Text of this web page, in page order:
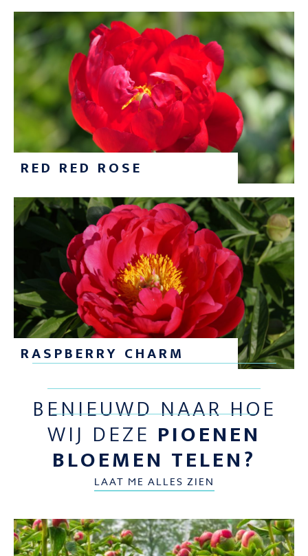
RED RED ROSE
RASPBERRY CHARM
BENIEUWD NAAR HOE
WIJ DEZE PIOENEN
BLOEMEN TELEN?
LAAT ME ALLES ZIEN